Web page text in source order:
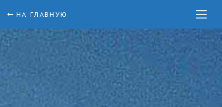
НА ГЛАВНУЮ